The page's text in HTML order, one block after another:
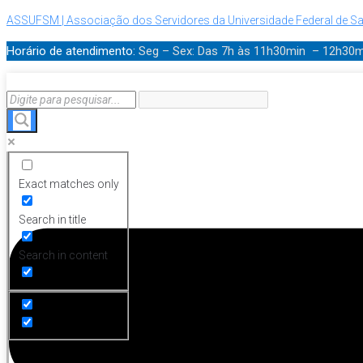
ASSUFSM | Associação dos Servidores da Universidade Federal de
Horário de atendimento: Seg – Sex: Das 7h às 11h30min –
Exact matches only
Search in title
Search in content
Menu